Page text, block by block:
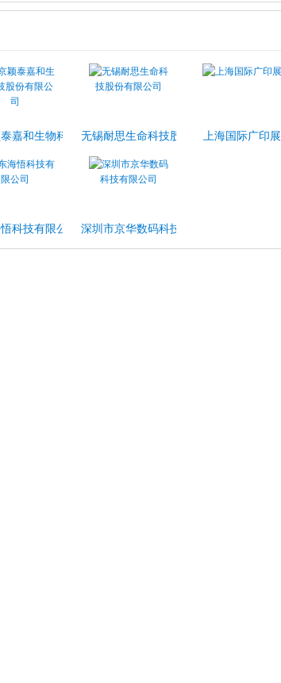
公司
嘉和生物科技股份有限公司无锡耐思生命科技股份有限公司上海国际广印展
科技有限公司 深圳市京华数码科技有限公司